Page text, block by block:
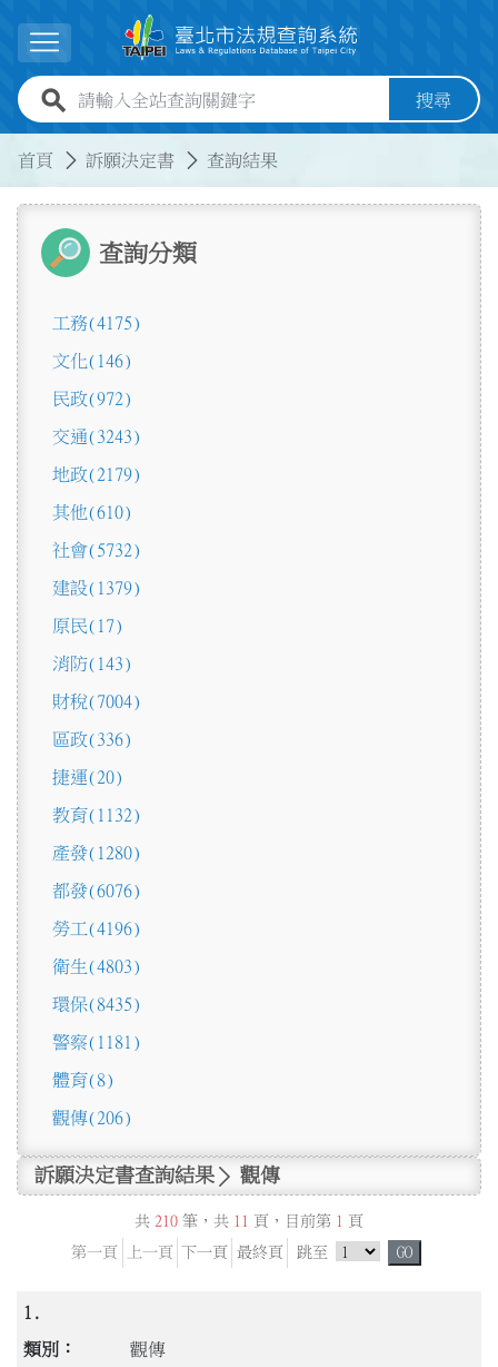
展開選單
全站查詢關鍵字欄位 搜尋
首頁 訴願決定書 查詢結果
查詢分類
工務(4175)
文化(146)
民政(972)
交通(3243)
地政(2179)
其他(610)
社會(5732)
建設(1379)
原民(17)
消防(143)
財稅(7004)
區政(336)
捷運(20)
教育(1132)
產發(1280)
都發(6076)
勞工(4196)
衛生(4803)
環保(8435)
警察(1181)
體育(8)
觀傳(206)
訴願決定書查詢結果 觀傳
共 210 筆，共 11 頁，目前第 1
頁
第一頁
上一頁 下一頁 最終頁 跳至 跳頁選單 GO
1.
觀傳